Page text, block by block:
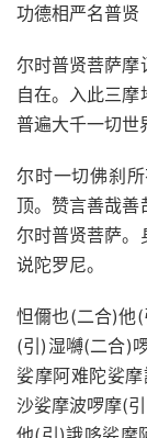
功德相严名普
尔时普贤菩萨摩
自在。入此三摩
普遍大千一切世
尔时一切佛刹
顶。赞言善哉善
尔时普贤菩萨。
说陀罗尼。
怛儞也(二合)他
(引)湿嚩(二合)
娑摩阿难陀娑
沙娑摩波啰摩(